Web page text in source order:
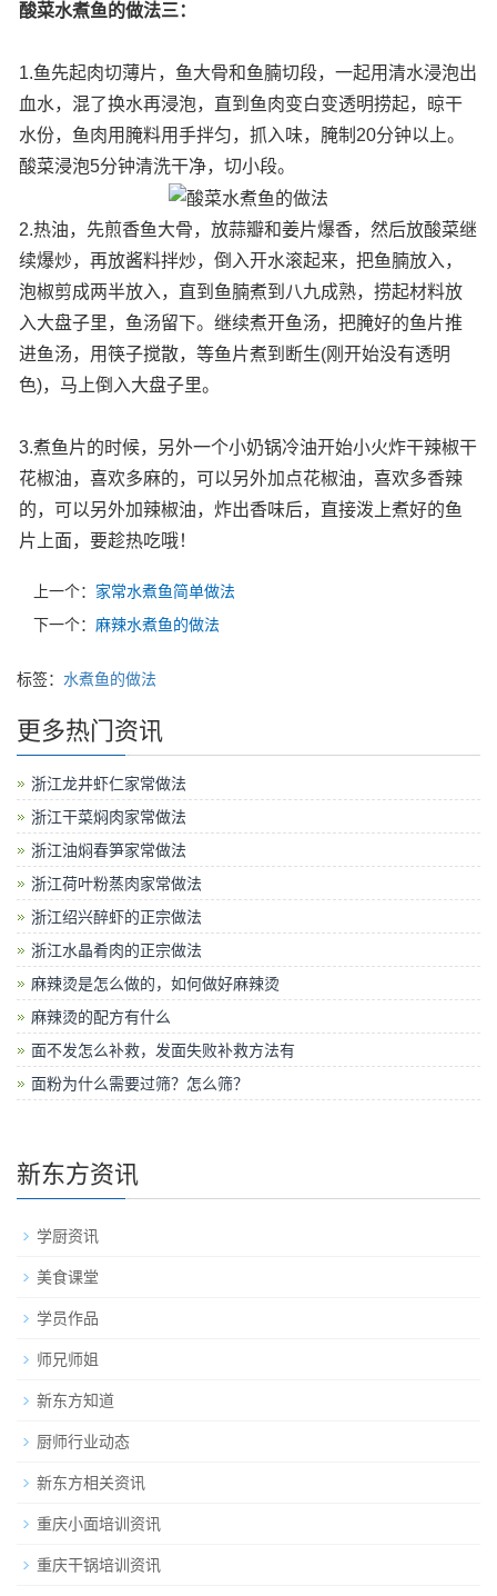
酸菜水煮鱼的做法三：
1.鱼先起肉切薄片，鱼大骨和鱼腩切段，一起用清水浸泡出
血水，混了换水再浸泡，直到鱼肉变白变透明捞起，晾干
水份，鱼肉用腌料用手拌匀，抓入味，腌制20分钟以上。
酸菜浸泡5分钟清洗干净，切小段。
2.热油，先煎香鱼大骨，放蒜瓣和姜片爆香，然后放酸菜继
续爆炒，再放酱料拌炒，倒入开水滚起来，把鱼腩放入，
泡椒剪成两半放入，直到鱼腩煮到八九成熟，捞起材料放
入大盘子里，鱼汤留下。继续煮开鱼汤，把腌好的鱼片推
进鱼汤，用筷子搅散，等鱼片煮到断生(刚开始没有透明
色)，马上倒入大盘子里。
3.煮鱼片的时候，另外一个小奶锅冷油开始小火炸干辣椒干
花椒油，喜欢多麻的，可以另外加点花椒油，喜欢多香辣
的，可以另外加辣椒油，炸出香味后，直接泼上煮好的鱼
片上面，要趁热吃哦！
上一个： 家常水煮鱼简单做法
下一个： 麻辣水煮鱼的做法
标签： 水煮鱼的做法
更多热门资讯
浙江龙井虾仁家常做法
浙江干菜焖肉家常做法
浙江油焖春笋家常做法
浙江荷叶粉蒸肉家常做法
浙江绍兴醉虾的正宗做法
浙江水晶肴肉的正宗做法
麻辣烫是怎么做的，如何做好麻辣烫
麻辣烫的配方有什么
面不发怎么补救，发面失败补救方法有
面粉为什么需要过筛？怎么筛？
新东方资讯
学厨资讯
美食课堂
学员作品
师兄师姐
新东方知道
厨师行业动态
新东方相关资讯
重庆小面培训资讯
重庆干锅培训资讯